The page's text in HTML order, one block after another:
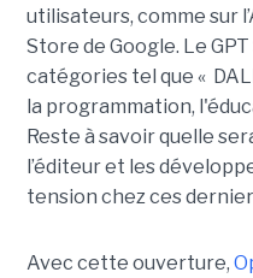
utilisateurs, comme sur
Store de Google. Le
catégories tel que «
la programmation,
Reste à savoir quelle
l’éditeur et les
tension chez ces
Avec cette ouverture,